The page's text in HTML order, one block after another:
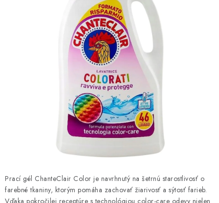
ČISTENIE DOMÁCNOSTI
PAPIEROVÁ HYGIENA A UTIERKY
KOZMETIKA-OSOBNÁ STAROSTLIVOSŤ
ANTIBAKTERIÁLNE A DEZINFEKČNÉ PRODUKTY
DARČEKOVÉ SADY♥️
LED SVIEČKY
DISTRIBÚCIA - B2B SPOLUPRÁCA
Prací gél ChanteClair Color je navrhnutý na šetrnú starostlivosť o
farebné tkaniny, ktorým pomáha zachovať žiarivosť a sýtosť farieb.
Vďaka pokročilej receptúre s technológiou color-care odevy nielen